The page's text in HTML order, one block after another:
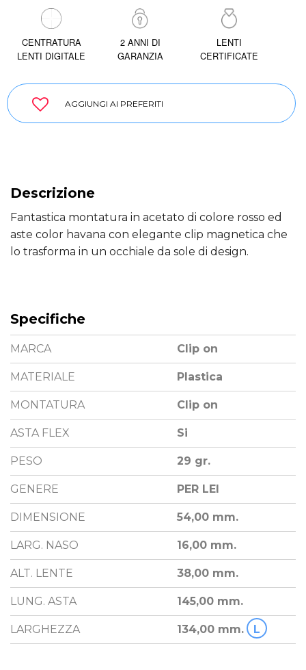
CENTRATURA
LENTI DIGITALE
2 ANNI DI
GARANZIA
LENTI
CERTIFICATE
AGGIUNGI AI PREFERITI
Descrizione
Fantastica montatura in acetato di colore rosso ed
aste color havana con elegante clip magnetica che
lo trasforma in un occhiale da sole di design.
Specifiche
MARCA Clip on
MATERIALE Plastica
MONTATURA Clip on
ASTA FLEX Si
PESO 29 gr.
GENERE PER LEI
DIMENSIONE 54,00 mm.
LARG. NASO 16,00 mm.
ALT. LENTE 38,00 mm.
LUNG. ASTA 145,00 mm.
LARGHEZZA 134,00 mm. L